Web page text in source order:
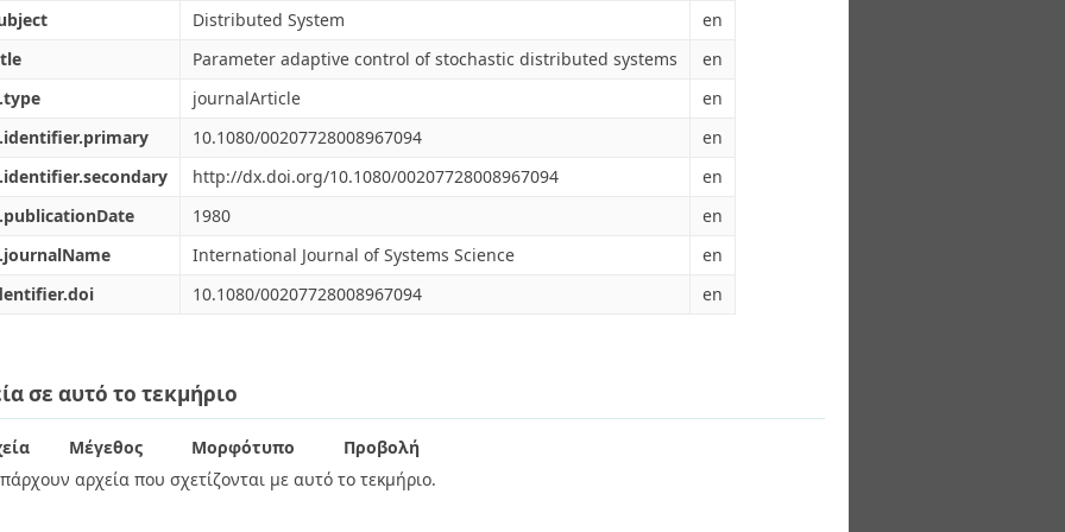
Distributed System
en
Parameter adaptive control of stochastic distributed systems
en
journalArticle
en
10.1080/00207728008967094
en
http://dx.doi.org/10.1080/00207728008967094
en
1980
en
International Journal of Systems Science
en
10.1080/00207728008967094 en
σε αυτό το τεκμήριο
Μέγεθος Μορφότυπο
Προβολή
αρχεία που σχετίζονται με αυτό το τεκμήριο.